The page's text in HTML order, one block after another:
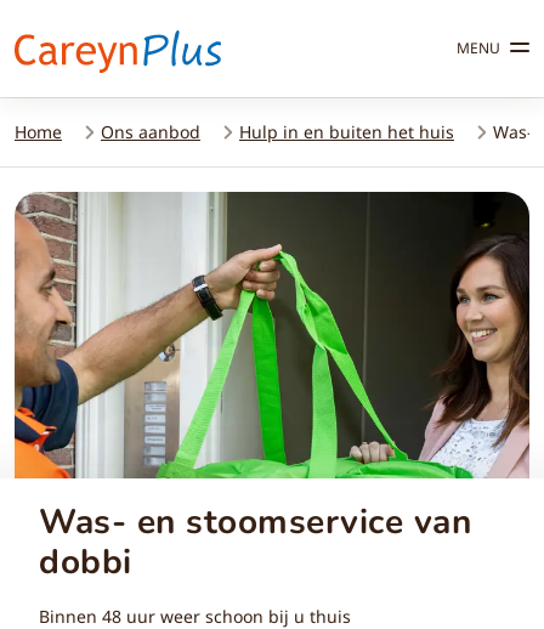
MENU
Home Ons aanbod Hulp in en buiten het huis Was-
Was- en stoomservice van
dobbi
Binnen 48 uur weer schoon bij u thuis